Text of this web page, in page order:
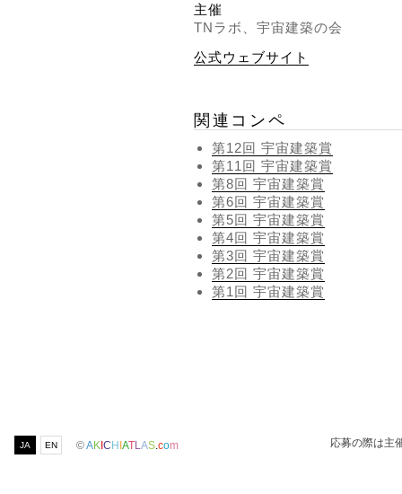
主催
TNラボ、宇宙建築の会
公式ウェブサイト
関連コンペ
第12回 宇宙建築賞
第11回 宇宙建築賞
第8回 宇宙建築賞
第6回 宇宙建築賞
第5回 宇宙建築賞
第4回 宇宙建築賞
第3回 宇宙建築賞
第2回 宇宙建築賞
第1回 宇宙建築賞
JA EN ©AK C H ATLAS.com 応募の際は主